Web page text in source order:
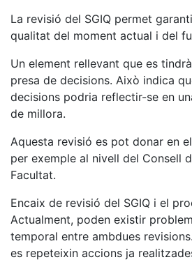
La revisió del SGIQ permet
qualitat del moment actual i del
Un element rellevant que es
presa de decisions. Això indica
decisions podria reflectir-se en
de millora.
Aquesta revisió es pot donar en
per exemple al nivell del Consell
Facultat.
Encaix de revisió del SGIQ i el
Actualment, poden existir
temporal entre ambdues
es repeteixin accions ja